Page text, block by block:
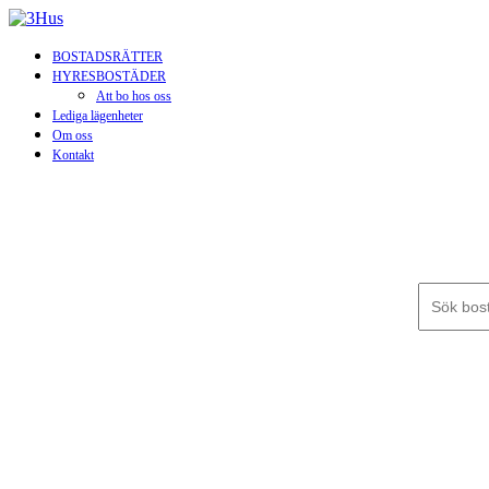
BOSTADSRÄTTER
HYRESBOSTÄDER
Att bo hos oss
Lediga lägenheter
Om oss
Kontakt